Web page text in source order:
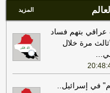
المزيد
عراقي بتهم فساد
مرة خلال
...
في إسرائيل..